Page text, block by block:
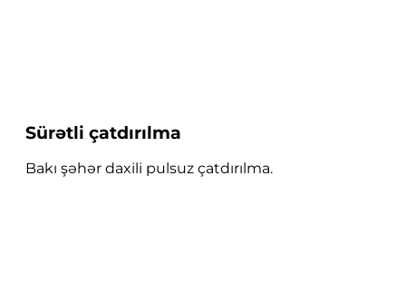
Sürətli çatdırılma
Bakı şəhər daxili pulsuz çatdırılma.